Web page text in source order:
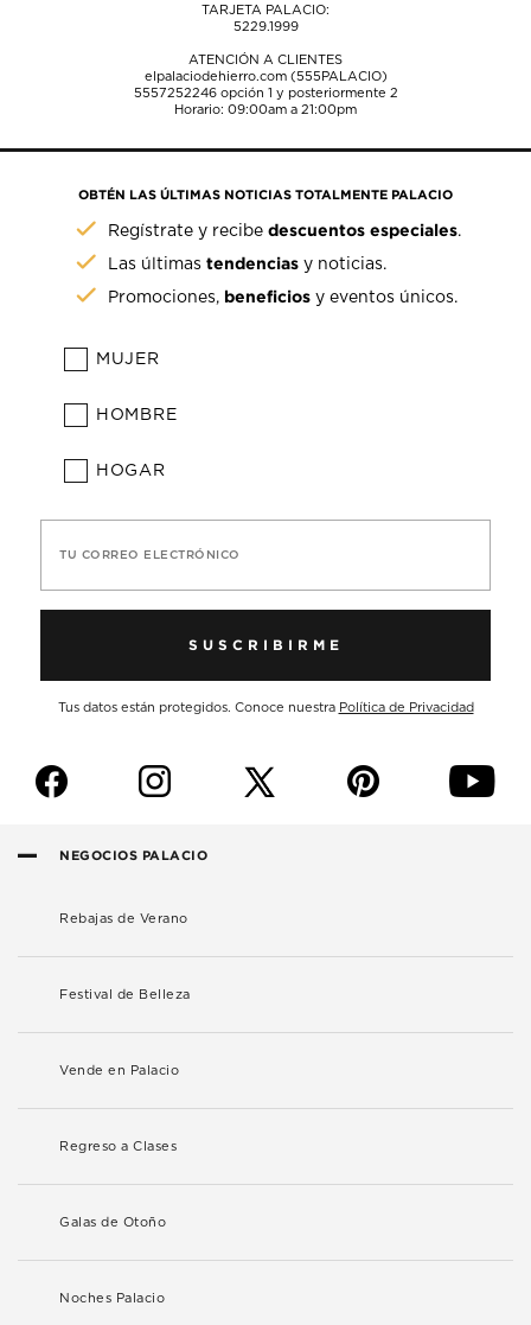
TARJETA PALACIO:
5229.1999
ATENCIÓN A CLIENTES
elpalaciodehierro.com (555PALACIO)
5557252246opción 1 y posteriormente 2
Horario: 09:00am a 21:00pm
OBTÉN LAS ÚLTIMAS NOTICIAS TOTALMENTE PALACIO
Regístrate y recibedescuentos especiales.
Las últimastendencias y noticias.
Promociones, beneficios y eventos únicos.
MUJER
HOMBRE
HOGAR
TU CORREO ELECTRÓNICO
SUSCRIBIRME
Tus datos están protegidos. Conoce nuestra Política de Privacidad
f i p y
NEGOCIOS PALACIO
Rebajas de Verano
Festival de Belleza
Vende en Palacio
Regreso a Clases
Galas de Otoño
Noches Palacio